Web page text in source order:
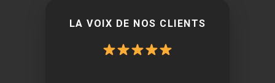
LA VOIX DE NOS CLIENTS